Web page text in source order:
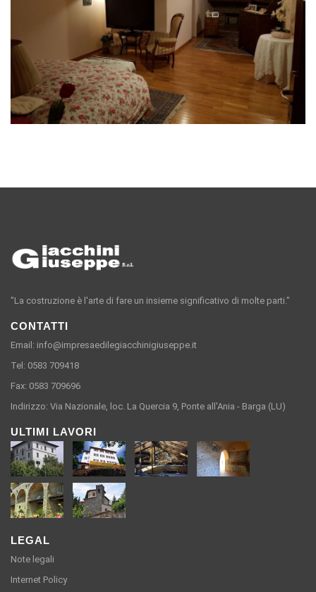
"La costruzione è l'arte di fare un insieme significativo di molte parti."
CONTATTI
Email: info@impresaedilegiacchinigiuseppe.it
Tel: 0583 709418
Fax: 0583 709696
Indirizzo: Via Nazionale, loc. La Quercia 9, Ponte all'Ania - Barga (LU)
ULTIMI LAVORI
LEGAL
Note legali
Internet Policy